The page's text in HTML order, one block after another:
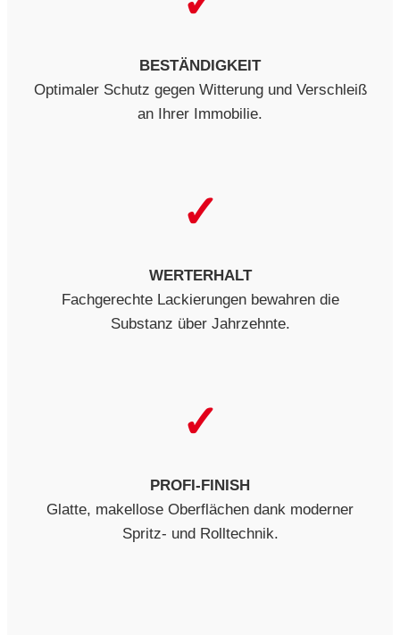
BESTÄNDIGKEIT
Optimaler Schutz gegen Witterung und Verschleiß
an Ihrer Immobilie.
✓
WERTERHALT
Fachgerechte Lackierungen bewahren die
Substanz über Jahrzehnte.
✓
PROFI-FINISH
Glatte, makellose Oberflächen dank moderner
Spritz- und Rolltechnik.